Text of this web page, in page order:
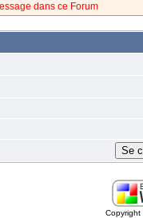
dans ce Forum